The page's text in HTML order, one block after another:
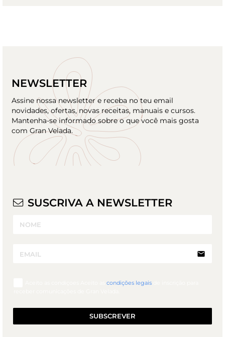
NEWSLETTER
Assine nossa newsletter e receba no teu email
novidades, ofertas, novas receitas, manuais e cursos.
Mantenha-se informado sobre o que você mais gosta
com Gran Velada.
SUSCRIVA A NEWSLETTER
email
condições legais
SUBSCREVER